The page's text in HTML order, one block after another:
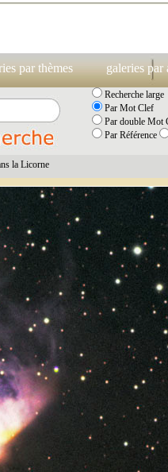
par thèmes galeries par
Recherche large
Par Mot Clef
Par double Mot
Par Référence
la Licorne